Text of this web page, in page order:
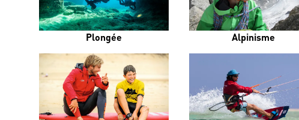
Plongée Alpinisme